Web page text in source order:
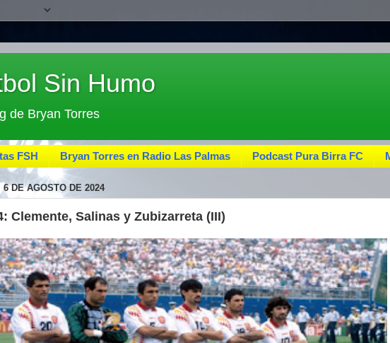
Sin Humo
de Bryan Torres
FSH Bryan Torres en Radio Las Palmas Podcast Pura Birra FC
6 DE AGOSTO DE 2024
Clemente, Salinas y Zubizarreta (III)